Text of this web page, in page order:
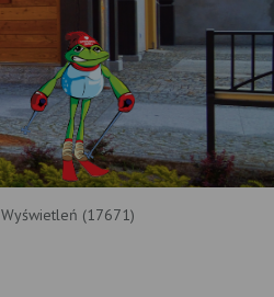
Wyświetleń (17671)